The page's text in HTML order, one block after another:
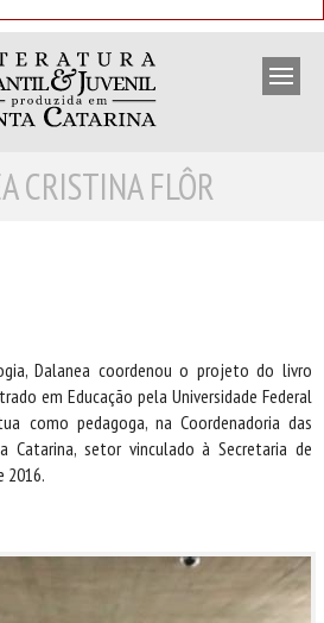
ESCRITORES
CRISTINA FLÔR
Dalanea coordenou o projeto do livro
em Educação pela Universidade Federal
como pedagoga, na Coordenadoria das
Catarina, setor vinculado à Secretaria de
2016.